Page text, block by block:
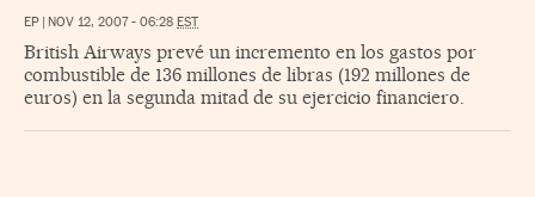
EP | NOV 12, 2007 - 06:28 EST
British Airways prevé un incremento en los gastos por
combustible de 136 millones de libras (192 millones de
euros) en la segunda mitad de su ejercicio financiero.